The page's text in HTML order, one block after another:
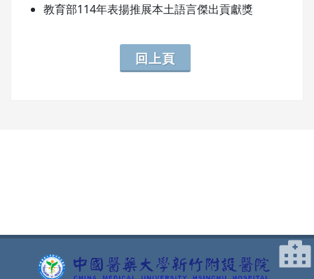
教育部114年表揚推展本土語言傑出貢獻獎
回上頁